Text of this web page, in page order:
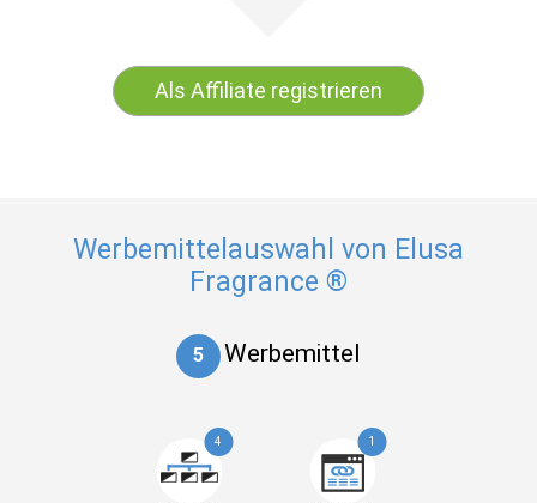
Als Affiliate registrieren
Werbemittelauswahl von Elusa
Fragrance ®
5 Werbemittel
4 1